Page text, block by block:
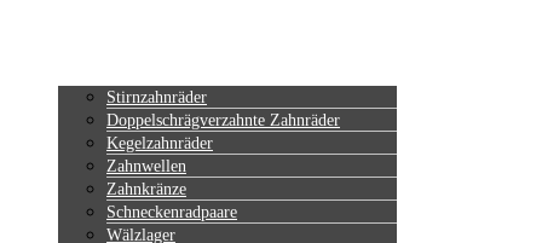
Stirnzahnräder
Doppelschrägverzahnte Zahnräder
Kegelzahnräder
Zahnwellen
Zahnkränze
Schneckenradpaare
Wälzlager